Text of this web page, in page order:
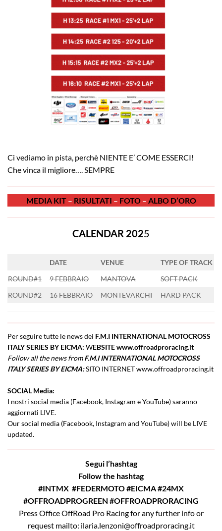
Ci vediamo in pista, perchè NIENTE E’ COME ESSERCI!
Che vinca il migliore…. SEMPRE
MEDIA KIT– RISULTATI – FOTO– ALBO D’ORO
CALENDAR 2025
DATE VENUE TYPEOFTRACK
ROUND#1
9 FEBBRAIO MANTOVA
SOFT PACK
ROUND#2
16 FEBBRAIO MONTEVARCHI HARD PACK
Per seguire tutte le news dei F.M.I INTERNATIONAL MOTOCROSS
ITALY SERIES BY EICMA: WEBSITEwww.offroadproracing.it
Follow all the news fromF.M.I INTERNATIONAL MOTOCROSS
ITALY SERIES BY EICMA:SITO INTERNETwww.offroadproracing.it
SOCIAL Media:
I nostri social media (Facebook, Instagram e YouTube) saranno
aggiornati LIVE.
Our social media (Facebook, Instagram and YouTube) will be LIVE
updated.
Segui l’hashtag
Follow the hashtag
#INTMX #FEDERMOTO #EICMA #24MX
#OFFROADPROGREEN #OFFROADPRORACING
Press Office OffRoad Pro Racing for any further info or
request mailto: ilaria.lenzoni@offroadproracing.it